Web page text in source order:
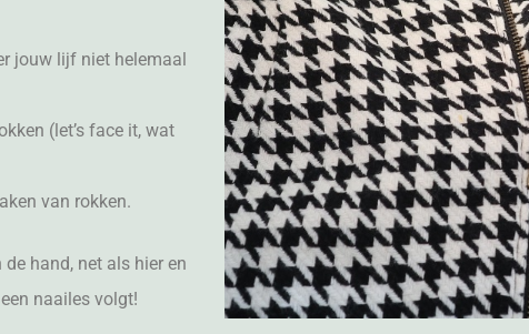
jouw lijf niet helemaal
(let’s face it, wat
van rokken.
hand, net als hier en
naailes volgt!